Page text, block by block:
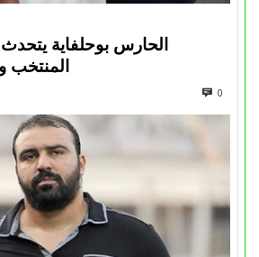
الحارس بوحلفاية
0